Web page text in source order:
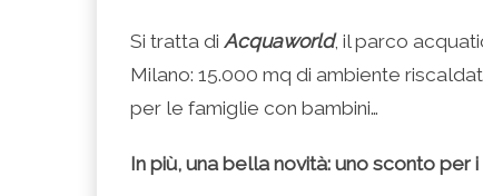
Si tratta di Acquaworld, il parco
Milano: 15.000 mq di ambiente
per le famiglie con bambini…
In più, una bella novità: uno sconto per